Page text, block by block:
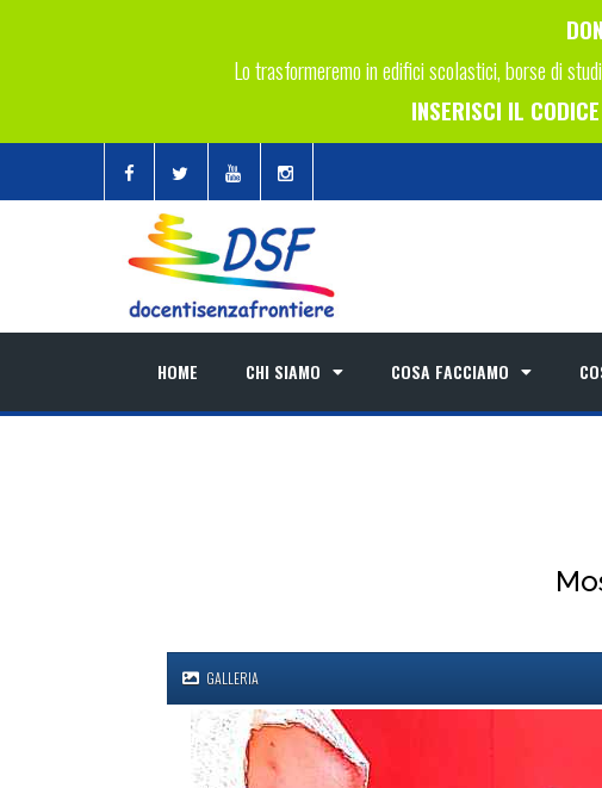
Lo trasformeremo in edifici scolastici, borse di
INSERISCI IL
HOME CHI SIAMO COSA FACCIAMO
GALLERIA